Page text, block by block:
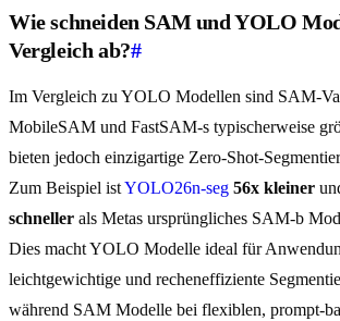
Wie schneiden SAM und YOLO
Vergleich ab?#
Im Vergleich zu YOLO Modellen sind SAM-
MobileSAM und FastSAM-s typischerweise
bieten jedoch einzigartige Zero-Shot-
Zum Beispiel istYOLO26n-seg 56x kleiner
schneller als Metas ursprüngliches SAM-b
Dies macht YOLO Modelle ideal für
leichtgewichtige und recheneffiziente
während SAM Modelle bei flexiblen, prompt-